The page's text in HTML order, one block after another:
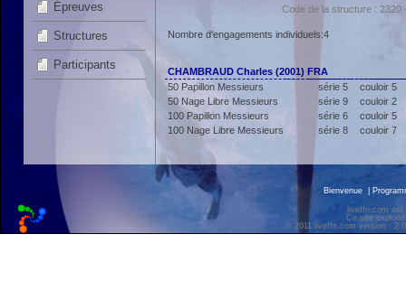
Épreuves
Structures
Participants
Code de la structure :
Nombre d'engagements individuels:4
CHAMBRAUD Charles (2001) FRA
50 Papillon Messieurs
série 5
couloir 5
50 Nage Libre Messieurs
série 9
couloir 2
100 Papillon Messieurs
série 6
couloir 5
100 Nage Libre Messieurs
série 8 couloir 7
Bienvenue
liveffn.com est
Ce site
© 2011 liveffn.com version :